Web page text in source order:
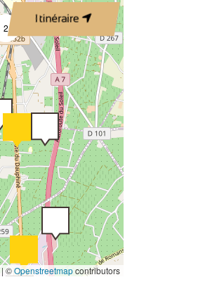
Itinéraire
2
| ©Openstreetmapcontributors